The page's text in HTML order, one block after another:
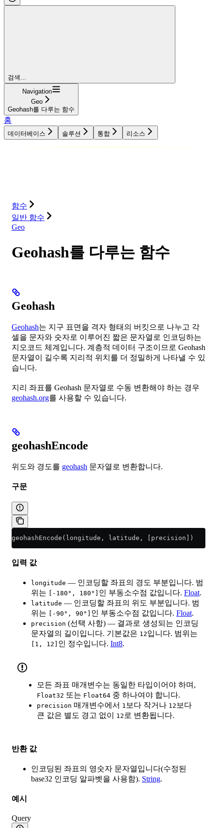
검색...
Navigation
Geo
Geohash를 다루는 함수
홈
데이터베이스 솔루션 통합 리소스
함수
일반 함수
Geo
Geohash를 다루는 함수
Geohash
Geohash는 지구 표면을 격자 형태의 버킷으로 나누고 각
셀을 문자와 숫자로 이루어진 짧은 문자열로 인코딩하는
지오코드 체계입니다. 계층적 데이터 구조이므로 Geohash
문자열이 길수록 지리적 위치를 더 정밀하게 나타낼 수 있
습니다.
지리 좌표를 Geohash 문자열로 수동 변환해야 하는 경우
geohash.org를 사용할 수 있습니다.
geohashEncode
위도와 경도를 geohash 문자열로 변환합니다.
구문
geohashEncode(longitude, latitude, [precision])
입력 값
longitude — 인코딩할 좌표의 경도 부분입니다. 범
위는
[-180°, 180°] 인 부동소수점 값입니다. Float.
latitude — 인코딩할 좌표의 위도 부분입니다. 범
위는
[-90°, 90°] 인 부동소수점 값입니다. Float.
precision (선택 사항) — 결과로 생성되는 인코딩
문자열의 길이입니다. 기본값은 12입니다. 범위는
[1, 12] 인 정수입니다. Int8.
모든 좌표 매개변수는 동일한 타입이어야 하며,
Float32 또는 Float64 중 하나여야 합니다.
precision 매개변수에서 1보다 작거나 12보다
큰 값은 별도 경고 없이
12로 변환됩니다.
반환 값
인코딩된 좌표의 영숫자 문자열입니다(수정된
base32 인코딩 알파벳을 사용함). String.
예시
Query